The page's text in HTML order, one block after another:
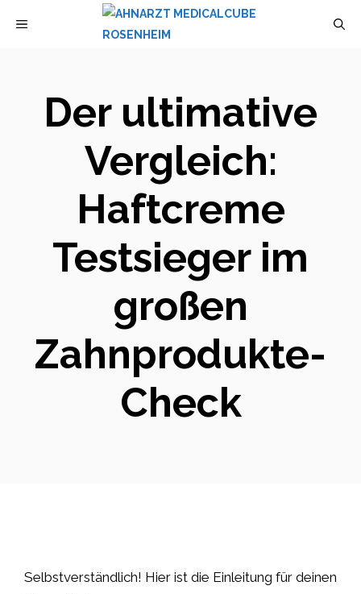
MENÜ
Der ultimative
Vergleich:
Haftcreme
Testsieger im
großen
Zahnprodukte-
Check
Selbstverständlich! Hier ist die Einleitung für deinen